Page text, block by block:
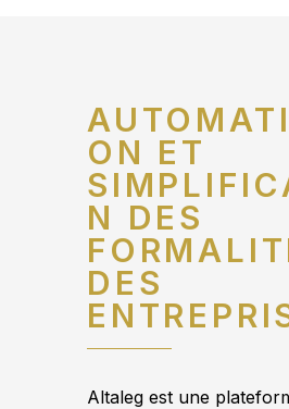
ON ET
N DES
DES
Altaleg est une